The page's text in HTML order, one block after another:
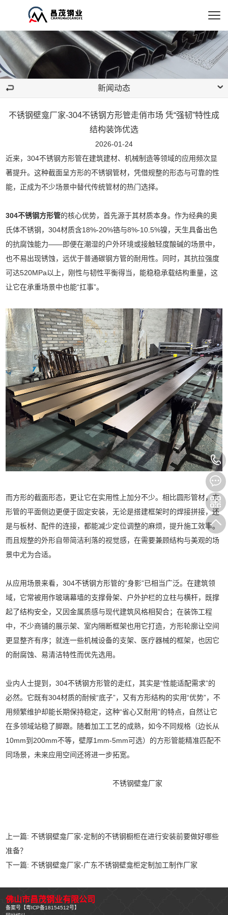
新闻动态
不锈钢壁龛厂家-304不锈钢方形管走俏市场 凭“强韧”特性成
结构装饰优选
2026-01-24
近来，304不锈钢方形管在建筑建材、机械制造等领域的应用频次显
著提升。这种截面呈方形的不锈钢管材，凭借规整的形态与可靠的性
能，正成为不少场景中替代传统管材的热门选择。
304不锈钢方形管的核心优势，首先源于其材质本身。作为经典的奥
氏体不锈钢，304材质含18%-20%铬与8%-10.5%镍，天生具备出色
的抗腐蚀能力——即便在潮湿的户外环境或接触轻度酸碱的场景中，
也不易出现锈蚀，远优于普通碳钢方管的耐用性。同时，其抗拉强度
可达520MPa以上，刚性与韧性平衡得当，能稳稳承载结构重量，这
让它在承重场景中也能“扛事”。
而方形的截面形态，更让它在实用性上加分不少。相比圆形管材，方
形管的平面侧边更便于固定安装，无论是搭建框架时的焊接拼接，还
是与板材、配件的连接，都能减少定位调整的麻烦，提升施工效率。
而且规整的外形自带简洁利落的视觉感，在需要兼顾结构与美观的场
景中尤为合适。
从应用场景来看，304不锈钢方形管的“身影”已相当广泛。在建筑领
域，它常被用作玻璃幕墙的支撑骨架、户外护栏的立柱与横杆，既撑
起了结构安全，又因金属质感与现代建筑风格相契合；在装饰工程
中，不少商铺的展示架、室内隔断框架也用它打造，方形轮廓让空间
更显整齐有序；就连一些机械设备的支架、医疗器械的框架，也因它
的耐腐蚀、易清洁特性而优先选用。
业内人士提到，304不锈钢方形管的走红，其实是“性能适配需求”的
必然。它既有304材质的耐候“底子”，又有方形结构的实用“优势”，不
用频繁维护却能长期保持稳定，这种“省心又耐用”的特点，自然让它
在多领域站稳了脚跟。随着加工工艺的成熟，如今不同规格（边长从
10mm到200mm不等，壁厚1mm-5mm可选）的方形管能精准匹配不
同场景，未来应用空间还将进一步拓宽。
304不锈钢槽管,304不锈钢椭圆管,不锈钢壁龛厂家
上一篇:不锈钢壁龛厂家-定制的不锈钢橱柜在进行安装前要做好哪些
准备？
下一篇:不锈钢壁龛厂家-广东不锈钢壁龛柜定制加工制作厂家
佛山市昌茂钢业有限公司
备案号【粤ICP备18154512号】